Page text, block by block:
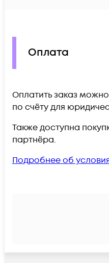
Оплата
Оплатить заказ
по счёту для
Также доступна
партнёра.
Подробнее об